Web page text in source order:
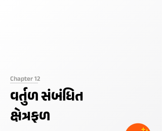
Chapter 12
વર્તુળ સંબંધિત
ક્ષેત્રફળ